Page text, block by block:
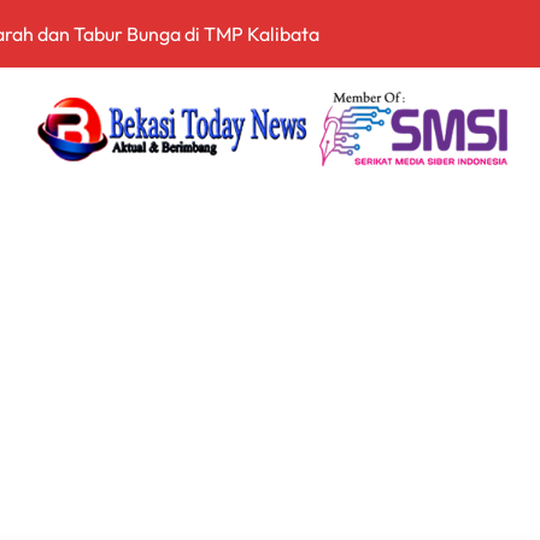
Siapkan Sertifikasi Profesi Jaksa
Lonjakan Harga Minyak dan Pasokan Ketat di China
DKI Jakarta Lebih Responsif Hadapi Keluhan Publik di Era